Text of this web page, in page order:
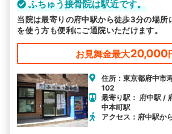
ふちゅう接骨院は駅近です。
当院は最寄りの府中駅から徒歩3分の場所
を使う方も便利にご通院いただけます。
お見舞金最大20,000
住所：東京都府中市
102
最寄り駅： 府中駅 /
中本町駅
アクセス：府中駅か